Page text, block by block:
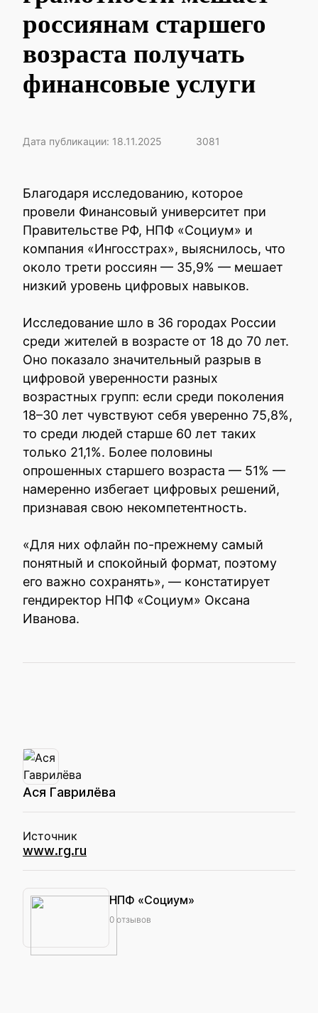
россиянам старшего
возраста получать
финансовые услуги
Дата публикации: 18.11.2025 3081
Благодаря исследованию, которое
провели Финансовый университет при
Правительстве РФ, НПФ «Социум» и
компания «Ингосстрах», выяснилось, что
около трети россиян — 35,9% — мешает
низкий уровень цифровых навыков.
Исследование шло в 36 городах России
среди жителей в возрасте от 18 до 70 лет.
Оно показало значительный разрыв в
цифровой уверенности разных
возрастных групп: если среди поколения
18–30 лет чувствуют себя уверенно 75,8%,
то среди людей старше 60 лет таких
только 21,1%. Более половины
опрошенных старшего возраста — 51% —
намеренно избегает цифровых решений,
признавая свою некомпетентность.
«Для них офлайн по-прежнему самый
понятный и спокойный формат, поэтому
его важно сохранять», — констатирует
гендиректор НПФ «Социум» Оксана
Иванова.
Ася Гаврилёва
Источник
www.rg.ru
НПФ «Социум»
0 отзывов